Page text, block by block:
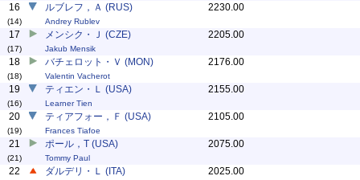
16
(14)
ルブレフ，Ａ (RUS)
Andrey Rublev
2230.00
17
(17)
メンシク・Ｊ (CZE)
Jakub Mensik
2205.00
18
(18)
バチェロット・Ｖ (MON)
Valentin Vacherot
2176.00
19
(16)
ティエン・Ｌ (USA)
Learner Tien
2155.00
20
(19)
ティアフォー，Ｆ (USA)
Frances Tiafoe
2105.00
21
(21)
ポール，T (USA)
Tommy Paul
2075.00
22 ダルデリ・Ｌ (ITA) 2025.00